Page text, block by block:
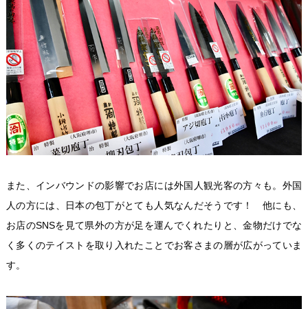
また、インバウンドの影響でお店には外国人観光客の方々も。外国
人の方には、日本の包丁がとても人気なんだそうです！ 他にも、
お店のSNSを見て県外の方が足を運んでくれたりと、金物だけでな
く多くのテイストを取り入れたことでお客さまの層が広がっていま
す。